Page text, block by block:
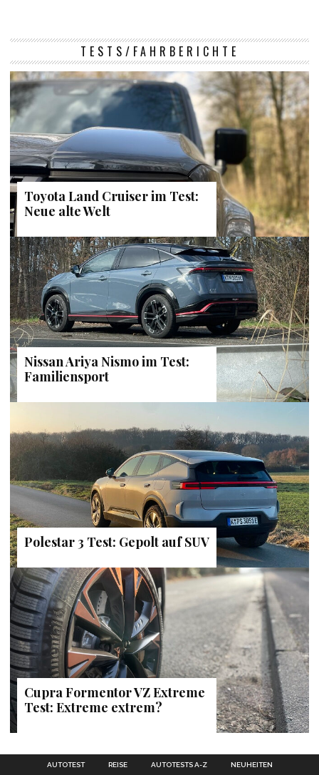
TESTS/FAHRBERICHTE
Toyota Land Cruiser im Test:
Neue alte Welt
Nissan Ariya Nismo im Test:
Familiensport
Polestar 3 Test: Gepolt auf SUV
Cupra Formentor VZ Extreme
Test: Extreme extrem?
AUTOTEST REISE AUTOTESTS A-Z NEUHEITEN